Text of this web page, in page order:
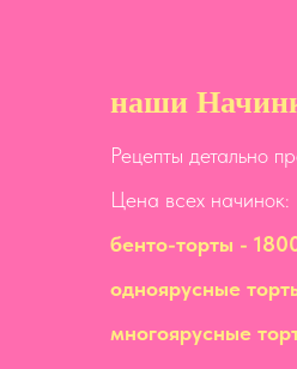
наши
Рецепты детально
Цена всех начинок:
бенто-торты -
одноярусные
многоярусные